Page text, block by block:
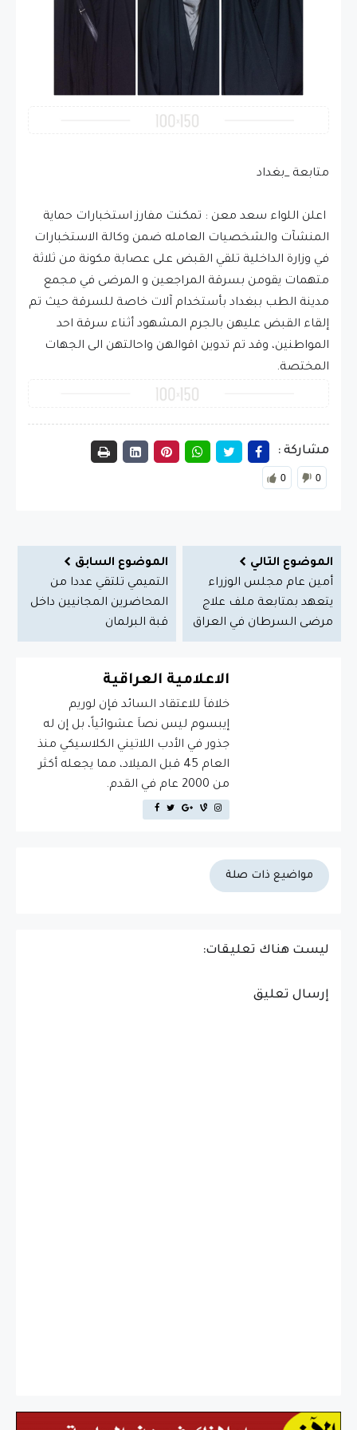
متابعة _بغداد
اعلن اللواء سعد معن : تمكنت مفارز استخبارات حماية
المنشآت والشخصيات العامله ضمن وكالة الاستخبارات
في وزارة الداخلية تلقي القبض على عصابة مكونة من ثلاثة
متهمات يقومن بسرقة المراجعين و المرضى في مجمع
مدينة الطب ببغداد بأستخدام آلات خاصة للسرقة حيث تم
إلقاء القبض عليهن بالجرم المشهود أثناء سرقة احد
المواطنين، وقد تم تدوين اقوالهن واحالتهن الى الجهات
المختصة.
مشاركة :
0 0
الموضوع التالي
أمين عام مجلس الوزراء
يتعهد بمتابعة ملف علاج
مرضى السرطان في العراق
الموضوع السابق
التميمي تلتقي عددا من
المحاضرين المجانيين داخل
قبة البرلمان
الاعلامية العراقية
خلافاَ للاعتقاد السائد فإن لوريم
إيبسوم ليس نصاَ عشوائياً، بل إن له
جذور في الأدب اللاتيني الكلاسيكي منذ
العام 45 قبل الميلاد، مما يجعله أكثر
من 2000 عام في القدم.
مواضيع ذات صلة
ليست هناك تعليقات:
إرسال تعليق